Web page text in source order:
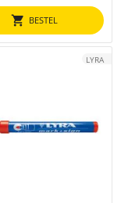
BESTEL
LYRA